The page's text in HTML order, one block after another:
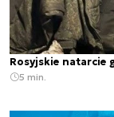
Rosyjskie natarcie
5 min.